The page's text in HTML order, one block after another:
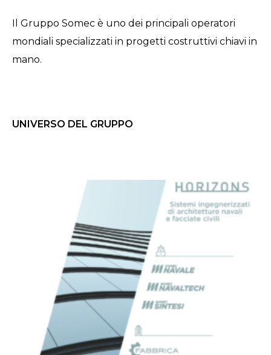
Il Gruppo Somec è uno dei principali operatori
mondiali specializzati in progetti costruttivi chiavi in
mano.
UNIVERSO DEL GRUPPO